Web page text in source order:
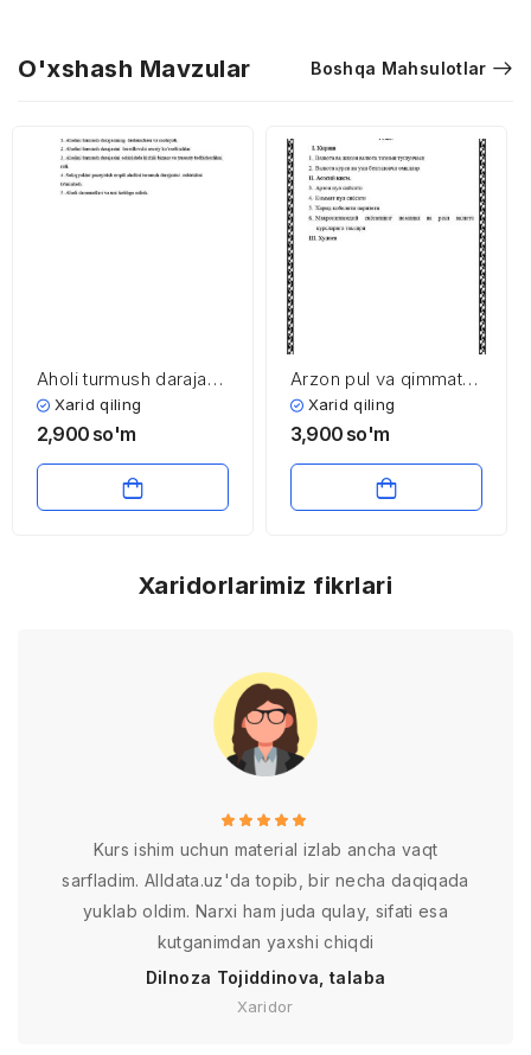
O'xshash Mavzular Boshqa Mahsulotlar
Aholi turmush darajasi
va uning asosiy
indikatorlari
Xarid qiling
2,900 so'm
Arzon pul va qimmat
pul siyosati
Xarid qiling
3,900 so'm
Xaridorlarimiz fikrlari
Kurs ishim uchun material izlab ancha vaqt
sarfladim. Alldata.uz'da topib, bir necha daqiqada
yuklab oldim. Narxi ham juda qulay, sifati esa
kutganimdan yaxshi chiqdi
Dilnoza Tojiddinova, talaba
Xaridor